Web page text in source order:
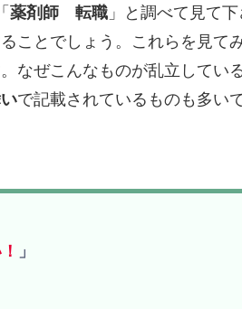
薬剤師 転職 」と調べて見て
ことでしょう。これらを見て
なぜこんなものが乱立してい
で記載されているものも多い
」